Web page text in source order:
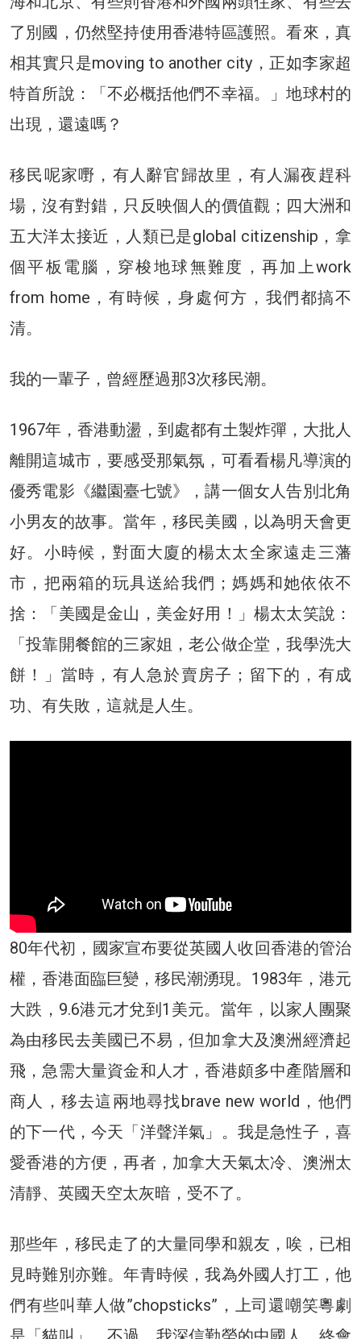
了別國，仍然堅持使用香港特區護照。看來，真
相其實只是moving to another city，正如李家超
特首所說：「不必概括他們不幸福。」地球村的
出現，還遠嗎？
移民呢家嘢，有人辭官歸故里，有人漏夜趕科
場，沒有對錯，只反映個人的價值觀；四大洲和
五大洋太接近，人類已是global citizenship，拿
個平板電腦，穿梭地球無難度，再加上work
from home，有時候，身處何方，我們都搞不
清。
我的一輩子，曾經歷過那3次移民潮。
1967年，香港動盪，到處都有土製炸彈，大批人
離開這城市，要感受那氣氛，可看看楊凡導演的
優秀電影《繼園臺七號》，講一個女人告別北角
小男友的故事。當年，移民美國，以為明天會更
好。小時候，對面大廈的楊太太全家遠走三藩
市，把兩箱的玩具送給我們；媽媽和她依依不
捨：「美國是金山，美金好用！」楊太太笑說：
「投靠開餐館的三家姐，老公做企堂，我學洗大
餅！」當時，有人急於賣房子；留下的，有成
功、有失敗，這就是人生。
80年代初，國家宣布要從英國人收回香港的管治
權，香港面臨巨變，移民潮湧現。1983年，港元
大跌，9.6港元才兌到1美元。當年，以家人團聚
為由移民去美國已不易，但加拿大及澳洲經濟起
飛，急需大量資金和人才，香港頗多中產階層和
商人，移去這兩地尋找brave new world，他們
的下一代，今天「洋聲洋氣」。我是急性子，喜
愛香港的方便，再者，加拿大天氣太冷、澳洲太
清靜、英國天空太灰暗，受不了。
那些年，移民走了的大量同學和親友，唉，已相
見時難別亦難。年青時候，我為外國人打工，他
們有些叫華人做”chopsticks”，上司還嘲笑粵劇